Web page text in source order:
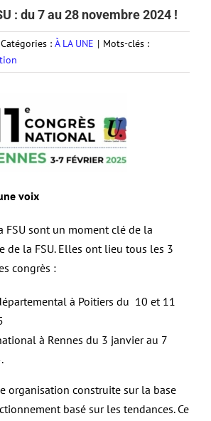
: du 7 au 28 novembre 2024 !
Catégories : À LA UNE | Mots-clés :
voix
FSU sont un moment clé de la
de la FSU. Elles ont lieu tous les 3
congrès :
à Poitiers du 10 et 11
à Rennes du 3 janvier au 7
organisation construite sur la base
basé sur les tendances. Ce